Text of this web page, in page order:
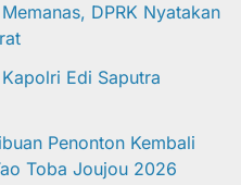
DPRK Nyatakan
Edi Saputra
Penonton Kembali
Toba Joujou 2026